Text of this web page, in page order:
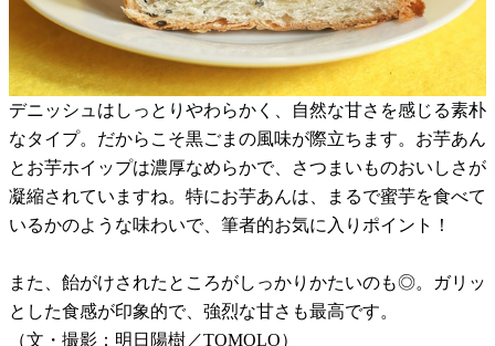
デニッシュはしっとりやわらかく、自然な甘さを感じる素朴
なタイプ。だからこそ黒ごまの風味が際立ちます。お芋あん
とお芋ホイップは濃厚なめらかで、さつまいものおいしさが
凝縮されていますね。特にお芋あんは、まるで蜜芋を食べて
いるかのような味わいで、筆者的お気に入りポイント！
また、飴がけされたところがしっかりかたいのも◎。ガリッ
とした食感が印象的で、強烈な甘さも最高です。
（文・撮影：明日陽樹／TOMOLO）